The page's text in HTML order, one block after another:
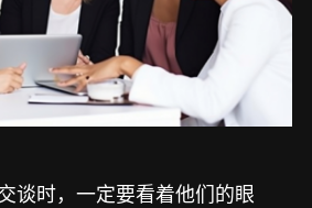
谈时，一定要看着他们的眼